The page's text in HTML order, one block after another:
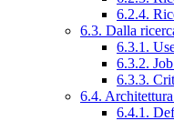
6.2.4.
6.3. Dalla
6.3.1.
6.3.2.
6.3.3.
6.4.
6.4.1.